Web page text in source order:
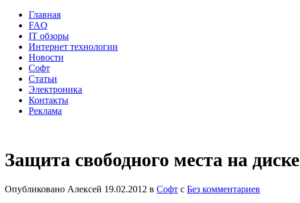
Главная
FAQ
IT обзоры
Интернет технологии
Новости
Софт
Статьи
Электроника
Контакты
Реклама
Защита свободного места на диске
Опубликовано Алексей 19.02.2012 в Софт с Без комментариев